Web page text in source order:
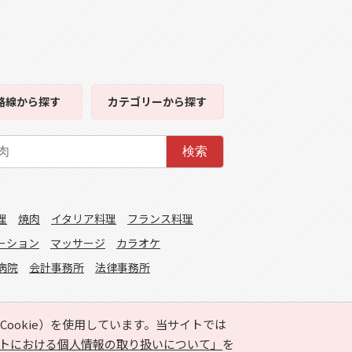
）を使用しています。当サイトでは
における個人情報の取り扱いについて」 を
線から探す カテゴリーから探す
検索
焼肉 イタリア料理
フランス料理
ション マッサージ
カラオケ
院 会計事務所 法律事務所